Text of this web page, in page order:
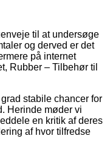
til at undersøge
og derved er det
på internet
Rubber – Tilbehør til
stabile chancer for
Herinde møder vi
en kritik af deres
af hvor tilfredse